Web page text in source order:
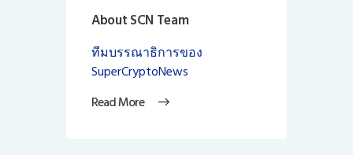
About SCN Team
ทีมบรรณาธิการของ
SuperCryptoNews
Read More